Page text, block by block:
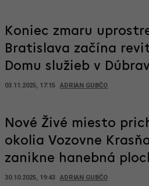
Koniec zmaru
Bratislava začína
Domu služieb v
03.11.2025, 17:15 ADRIAN GUBČO
Nové Živé miesto
okolia Vozovne
zanikne hanebná
30.10.2025, 19:43 ADRIAN GUBČO